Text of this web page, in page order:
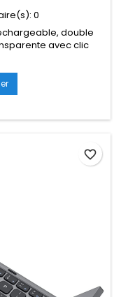
0
double
avec clic
pour Laptop,
iPad pro...
favorite_border